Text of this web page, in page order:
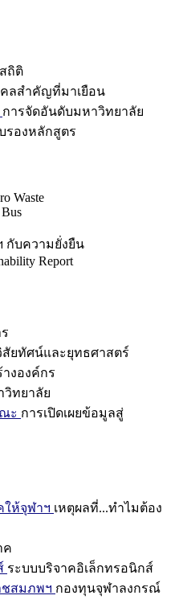
ถิติ
ลสำคัญที่มาเยือน
การจัดอันดับมหาวิทยาลัย
รองหลักสูตร
Waste
กับความยั่งยืน
Report
สัยทัศน์และยุทธศาสตร์
งองค์กร
วิทยาลัย
ะ การเปิดเผยข้อมูลสู่
ให้จุฬาฯ เหตุผลที่...ทำไมต้อง
ค
ระบบบริจาคอิเล็กทรอนิกส์
ชสมภพฯ กองทุนจุฬาลงกรณ์